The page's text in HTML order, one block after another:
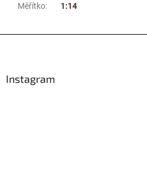
Měřítko: 1:14
Instagram